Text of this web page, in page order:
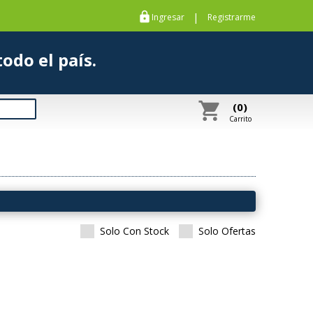
https Ingresar | Registrarme
a todo el país.
shopping_cart (0)
Carrito
Solo Con Stock Solo Ofertas